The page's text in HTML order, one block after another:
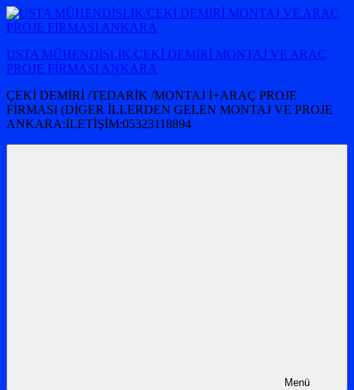
İçeriğe
atla
USTA MÜHENDİSLİK/ÇEKİ DEMİRİ MONTAJ VE ARAÇ
PROJE FİRMASI ANKARA
ÇEKİ DEMİRİ /TEDARİK /MONTAJ İ+ARAÇ PROJE
FİRMASI (DİGER İLLERDEN GELEN MONTAJ VE PROJE
ANKARA:İLETİŞİM:05323118894
Menü